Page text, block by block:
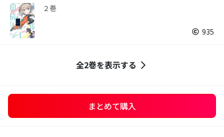
２巻
935
全2巻を表示する
まとめて購入